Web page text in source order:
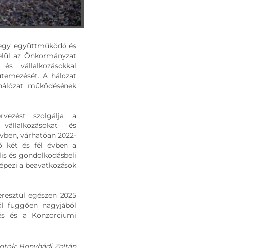
együttműködő és
az Önkormányzat
vállalkozásokkal
A hálózat
működésének
szolgálja; a
és
várhatóan 2022-
két és fél évben a
és gondolkodásbeli
a beavatkozások
egészen 2025
függően nagyjából
és a Konzorciumi
Bonyhádi Zoltán